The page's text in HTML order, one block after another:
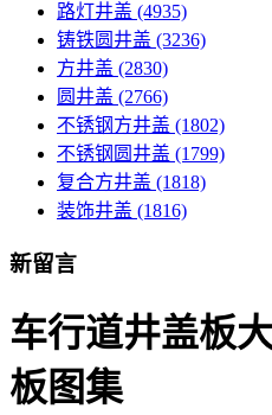
路灯井盖 (4935)
铸铁圆井盖 (3236)
方井盖 (2830)
圆井盖 (2766)
不锈钢方井盖 (1802)
不锈钢圆井盖 (1799)
复合方井盖 (1818)
装饰井盖 (1816)
新留言
车行道井盖板
板图集